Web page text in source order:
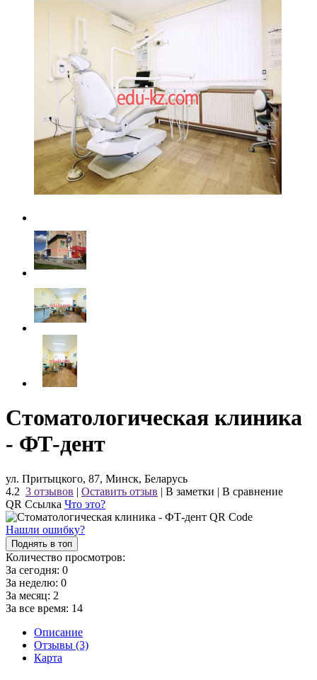
Стоматологическая клиника
- ФТ-дент
ул. Притыцкого, 87, Минск, Беларусь
4.2 3 отзывов | Оставить отзыв | В заметки | В сравнение
QR Ссылка Что это?
Нашли ошибку?
Поднять в топ
Количество просмотров:
За сегодня: 0
За неделю: 0
За месяц: 2
За все время: 14
Описание
Отзывы (3)
Карта